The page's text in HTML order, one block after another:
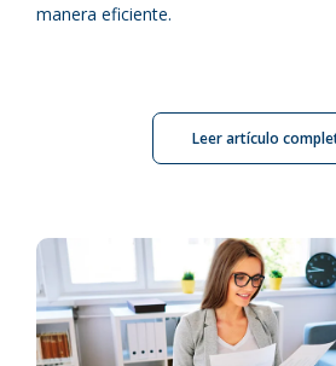
manera eficiente.
Leer artículo